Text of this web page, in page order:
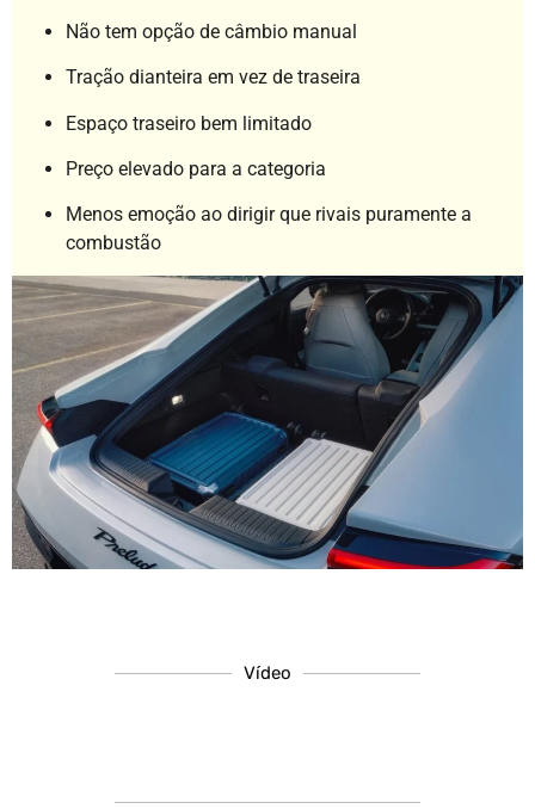
Não tem opção de câmbio manual
Tração dianteira em vez de traseira
Espaço traseiro bem limitado
Preço elevado para a categoria
Menos emoção ao dirigir que rivais puramente a
combustão
Vídeo